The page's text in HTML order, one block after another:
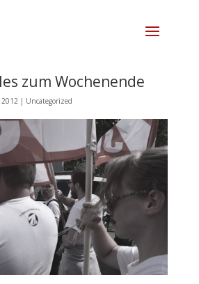
zum Wochenende
2012| Uncategorized